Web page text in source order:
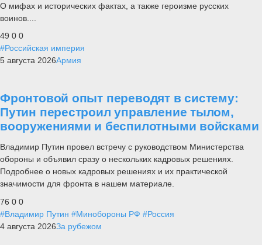
О мифах и исторических фактах, а также героизме русских
воинов....
49 0 0
#Российская империя
5 августа 2026Армия
Фронтовой опыт переводят в систему:
Путин перестроил управление тылом,
вооружениями и беспилотными войсками
Владимир Путин провел встречу с руководством Министерства
обороны и объявил сразу о нескольких кадровых решениях.
Подробнее о новых кадровых решениях и их практической
значимости для фронта в нашем материале.
76 0 0
#Владимир Путин #Минобороны РФ #Россия
4 августа 2026За рубежом